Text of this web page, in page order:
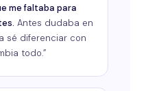
me faltaba para
Antes dudaba en
sé diferenciar con
todo.”